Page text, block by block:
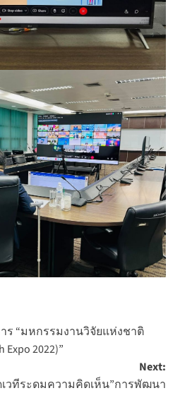
ร “มหกรรมงานวิจัยแห่งชาติ
Expo 2022)”
Next:
วทีระดมความคิดเห็น”การพัฒนา